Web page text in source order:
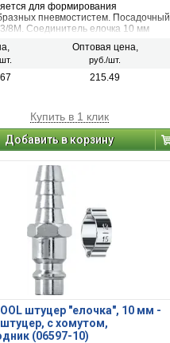
для формирования
пневмостистем. Посадочный
8М. Соединитель елочка 10 мм
Оптовая цена,
руб./шт.
215.49
Купить в 1 клик
Добавить в корзину
штуцер ″елочка″, 10 мм -
с хомутом,
(06597-10)